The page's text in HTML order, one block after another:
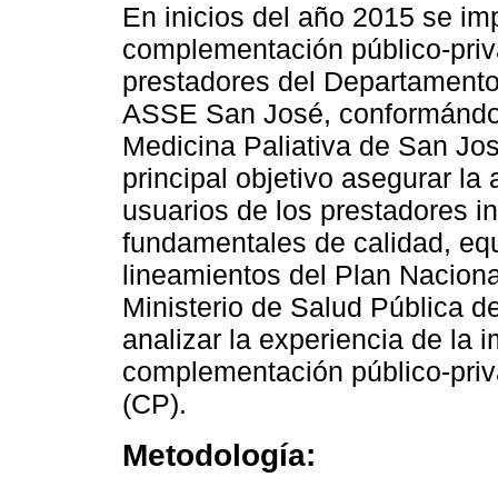
En inicios del año 2015 se
complementación público-
prestadores del
ASSE San José,
Medicina Paliativa de San
principal objetivo asegurar la
usuarios de los prestadores
fundamentales de calidad,
lineamientos del Plan
Ministerio de Salud Pública
analizar la experiencia de la
complementación público-
(CP).
Metodología: